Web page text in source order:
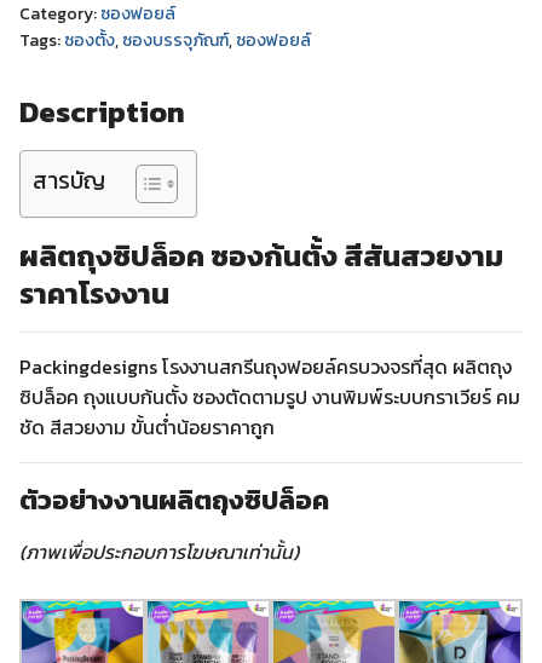
Category:ซองฟอยล์
Tags:ซองตั้ง,ซองบรรจุภัณฑ์,ซองฟอยล์
Description
สารบัญ
ผลิตถุงซิปล็อค ซองก้นตั้ง สีสันสวยงาม
ราคาโรงงาน
Packingdesigns โรงงานสกรีนถุงฟอยล์ครบวงจรที่สุด ผลิตถุง
ซิปล็อค ถุงแบบก้นตั้ง ซองตัดตามรูป งานพิมพ์ระบบกราเวียร์ คม
ชัด สีสวยงาม ขั้นต่ำน้อยราคาถูก
ตัวอย่างงานผลิตถุงซิปล็อค
(ภาพเพื่อประกอบการโฆษณาเท่านั้น)